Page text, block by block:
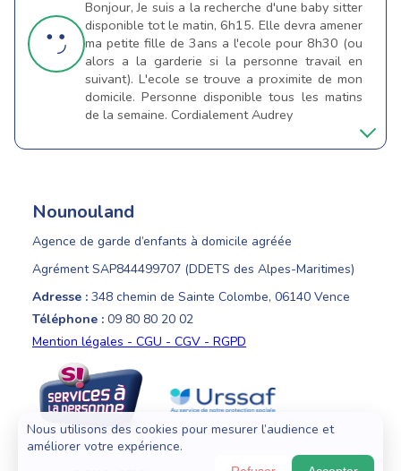
Bonjour, Je suis a la recherche d'une baby sitter
disponible tot le matin, 6h15. Elle devra amener
ma petite fille de 3ans a l'ecole pour 8h30 (ou
alors a la garderie si la personne travail en
suivant). L'ecole se trouve a proximite de mon
domicile. Personne disponible tous les matins
de la semaine. Cordialement Audrey
Nounouland
Agence de garde d’enfants à domicile agréée
Agrément SAP844499707 (DDETS des Alpes-Maritimes)
Adresse : 348 chemin de Sainte Colombe, 06140 Vence
Téléphone : 09 80 80 20 02
Mention légales - CGU - CGV - RGPD
Nous utilisons des cookies pour mesurer l’audience et
améliorer votre expérience.